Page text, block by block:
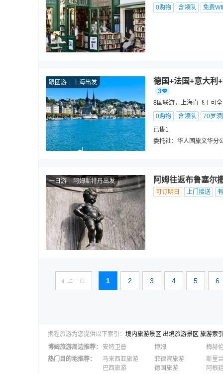
0购物
含领队 免费
跟团游 上海出发 德国+法国+意大利
8国联游，上海直飞丨可
0购物
含领队
70岁
已售1
委托社： 华人国旅文华分
一日游 阿姆斯特丹出发 阿姆往返布鲁塞尔
可订明日 上门接送
上一页 1 2 3 4 5 6
携程旅游为您提供以下索引： 境内旅游景区 出境旅游景区 旅游索
博姆旅游周边推荐： 安特卫普 博姆
梅赫
热门目的地推荐： 马来西亚旅游 菲律宾旅游
斯里
巴西旅游
德国旅游
阿根